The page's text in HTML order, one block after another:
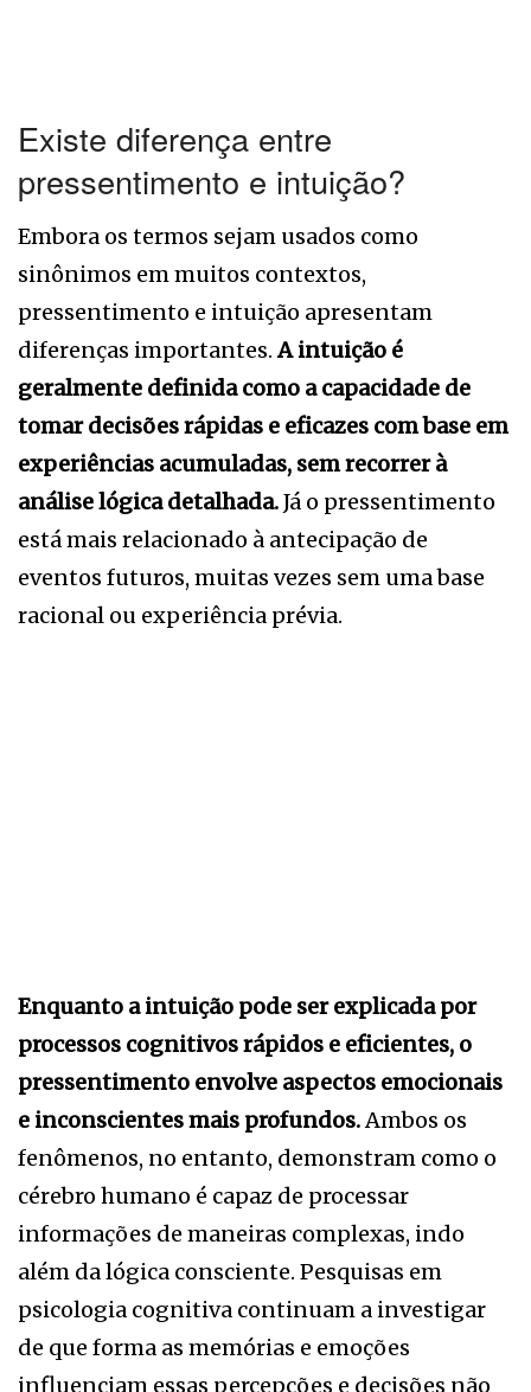
Existe diferença entre
pressentimento e intuição?
Embora os termos sejam usados como
sinônimos em muitos contextos,
pressentimento e intuição apresentam
diferenças importantes.A intuição é
geralmente definida como a capacidade de
tomar decisões rápidas e eficazes com base em
experiências acumuladas, sem recorrer à
análise lógica detalhada.Já o pressentimento
está mais relacionado à antecipação de
eventos futuros, muitas vezes sem uma base
racional ou experiência prévia.
Enquanto a intuição pode ser explicada por
processos cognitivos rápidos e eficientes, o
pressentimento envolve aspectos emocionais
e inconscientes mais profundos.Ambos os
fenômenos, no entanto, demonstram como o
cérebro humano é capaz de processar
informações de maneiras complexas, indo
além da lógica consciente. Pesquisas em
psicologia cognitiva continuam a investigar
de que forma as memórias e emoções
influenciam essas percepções e decisões não